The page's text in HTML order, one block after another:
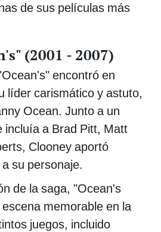
de sus películas más
(2001 - 2007)
encontró en
líder carismático y astuto,
Ocean. Junto a un
incluía a Brad Pitt, Matt
Clooney aportó
su personaje.
de la saga, "Ocean's
memorable en la
juegos, incluido